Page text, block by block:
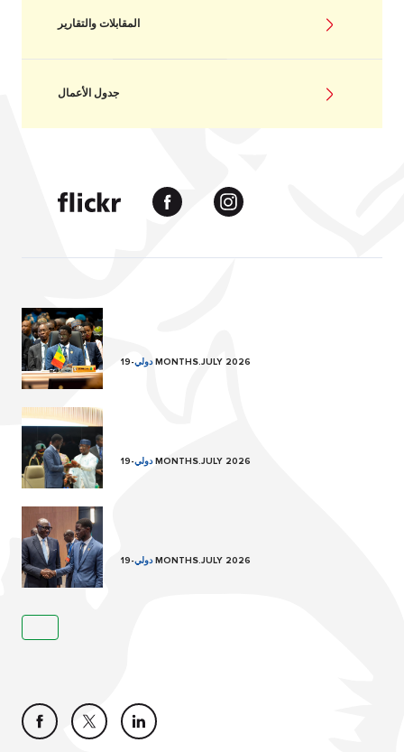
المقابلات والتقارير
جدول الأعمال
دولي- 19 MONTHS.JULY 2026
دولي- 19 MONTHS.JULY 2026
دولي- 19 MONTHS.JULY 2026